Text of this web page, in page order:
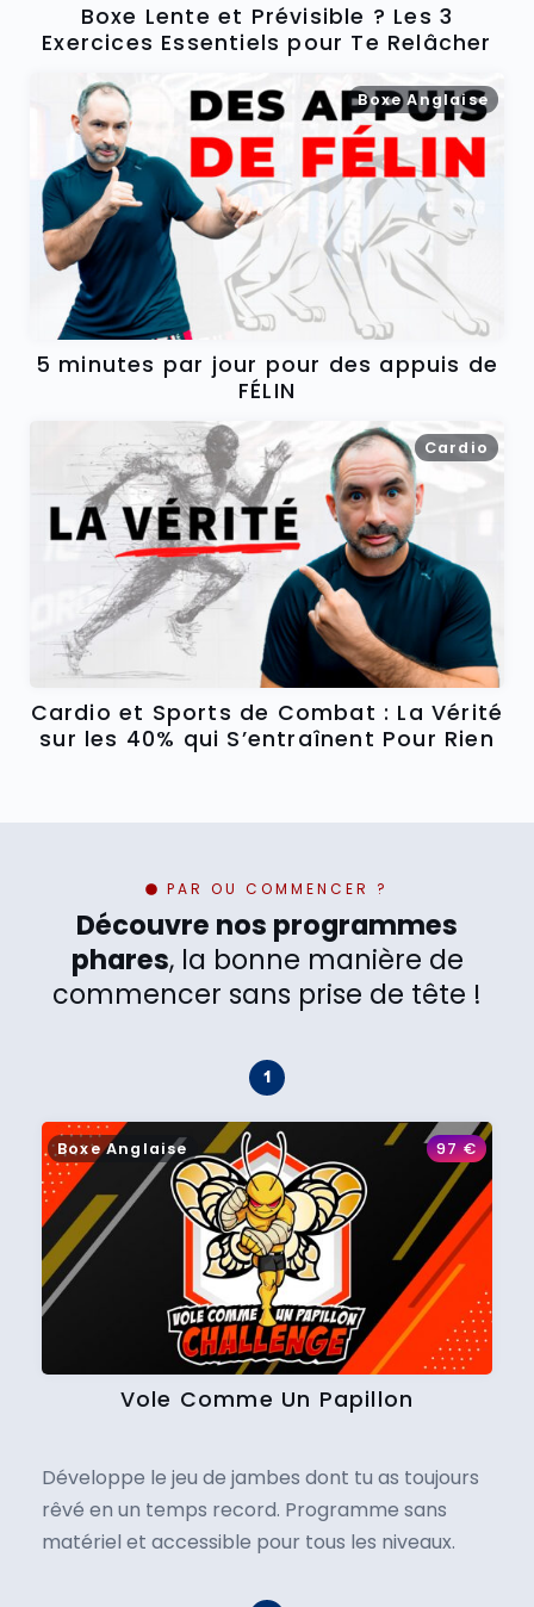
Boxe Lente et Prévisible ? Les 3
Exercices Essentiels pour Te Relâcher
Boxe Anglaise
5 minutes par jour pour des appuis de
FÉLIN
Cardio
Cardio et Sports de Combat : La Vérité
sur les 40% qui S’entraînent Pour Rien
PAR OU COMMENCER ?
Découvre nos programmes
phares, la bonne manière de
commencer sans prise de tête !
Boxe Anglaise 97€
Vole Comme Un Papillon
Développe le jeu de jambes dont tu as toujours
rêvé en un temps record. Programme sans
matériel et accessible pour tous les niveaux.